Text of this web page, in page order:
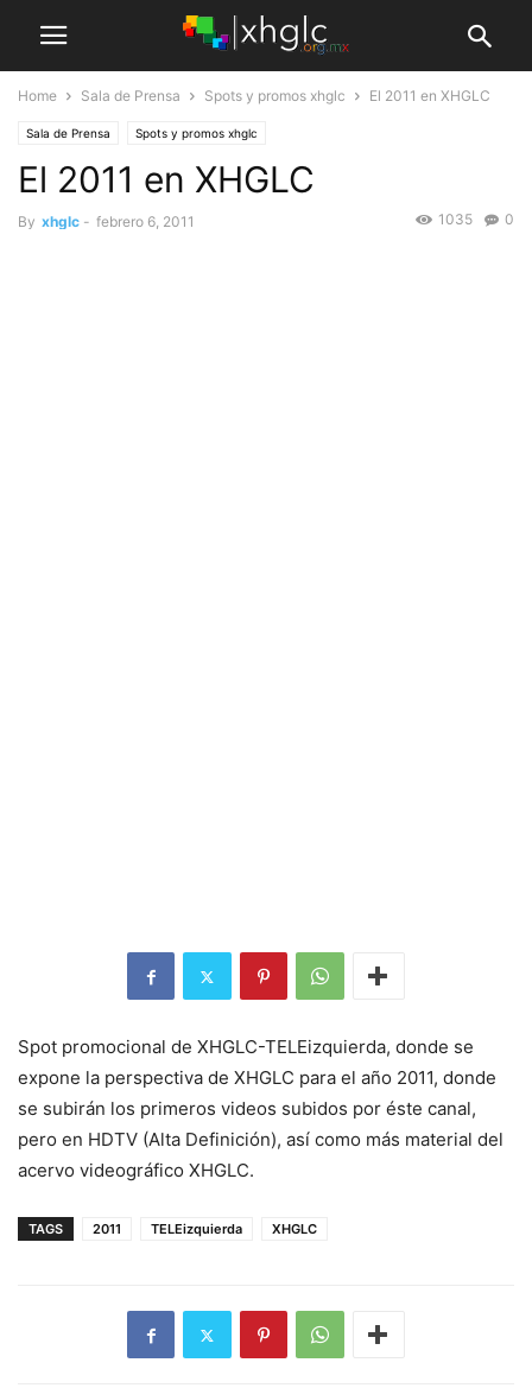
Home Sala de Prensa Spots y promos xhglc El 2011 en XHGLC
Sala de Prensa Spots y promos xhglc
El 2011 en XHGLC
By xhglc - febrero 6, 2011 0
1035
Spot promocional de XHGLC-TELEizquierda, donde se
expone la perspectiva de XHGLC para el año 2011, donde
se subirán los primeros videos subidos por éste canal,
pero en HDTV (Alta Definición), así como más material del
acervo videográfico XHGLC.
TAGS 2011 TELEizquierda XHGLC